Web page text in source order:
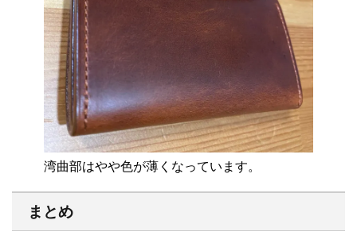
湾曲部はやや色が薄くなっています。
まとめ